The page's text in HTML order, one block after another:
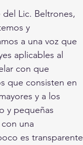
Lic. Beltrones,
y
a una voz que
aplicables al
con que
que consisten en
y a los
y pequeñas
una
es transparente